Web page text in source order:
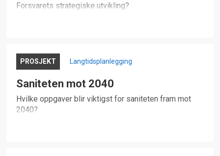
Forsvarets strategiske utvikling?
PROSJEKT Langtidsplanlegging
Saniteten mot 2040
Hvilke oppgaver blir viktigst for saniteten fram mot
2040?